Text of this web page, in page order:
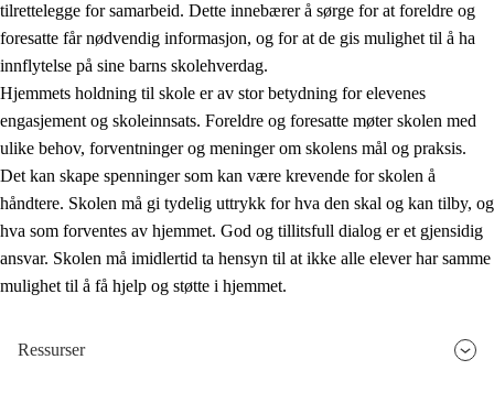
3. Prinsipper for skolens praksis
3.1 Et inkluderende læringsmiljø
3.2 Undervisning og tilpasset opplæring
3.3 Samarbeid mellom hjem og skole
3.4 Opplæring i lærebedrift og arbeidsliv
3.5 Profesjonsfellesskap og skoleutvikling
tilrettelegge for samarbeid. Dette innebærer å sørge for at foreldre og
foresatte får nødvendig informasjon, og for at de gis mulighet til å ha
innflytelse på sine barns skolehverdag.
Hjemmets holdning til skole er av stor betydning for elevenes
engasjement og skoleinnsats. Foreldre og foresatte møter skolen med
ulike behov, forventninger og meninger om skolens mål og praksis.
Det kan skape spenninger som kan være krevende for skolen å
håndtere. Skolen må gi tydelig uttrykk for hva den skal og kan tilby, og
hva som forventes av hjemmet. God og tillitsfull dialog er et gjensidig
ansvar. Skolen må imidlertid ta hensyn til at ikke alle elever har samme
mulighet til å få hjelp og støtte i hjemmet.
Ressurser